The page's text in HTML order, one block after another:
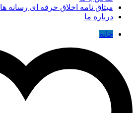
میثاق نامه اخلاق حرفه ای رسانه ها
درباره ما
خانه